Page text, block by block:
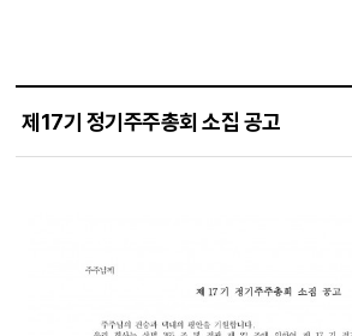
제17기 정기주주총회 소집 공고